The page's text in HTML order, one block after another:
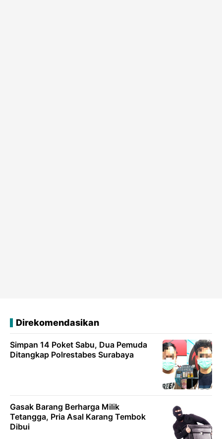
Direkomendasikan
Simpan 14 Poket Sabu, Dua Pemuda
Ditangkap Polrestabes Surabaya
Gasak Barang Berharga Milik
Tetangga, Pria Asal Karang Tembok
Dibui